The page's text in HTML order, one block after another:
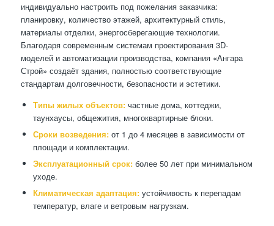
индивидуально настроить под пожелания заказчика:
планировку, количество этажей, архитектурный стиль,
материалы отделки, энергосберегающие технологии.
Благодаря современным системам проектирования 3D-
моделей и автоматизации производства, компания «Ангара
Строй» создаёт здания, полностью соответствующие
стандартам долговечности, безопасности и эстетики.
Типы жилых объектов:частные дома, коттеджи,
таунхаусы, общежития, многоквартирные блоки.
Сроки возведения:от 1 до 4 месяцев в зависимости от
площади и комплектации.
Эксплуатационный срок:более 50 лет при минимальном
уходе.
Климатическая адаптация:устойчивость к перепадам
температур, влаге и ветровым нагрузкам.